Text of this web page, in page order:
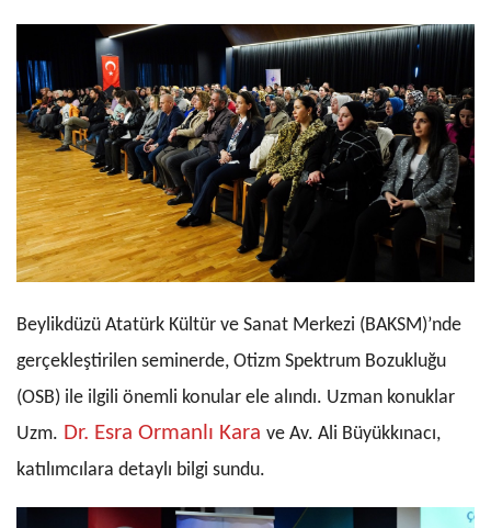
Beylikdüzü Atatürk Kültür ve Sanat Merkezi (BAKSM)’nde
gerçekleştirilen seminerde, Otizm Spektrum Bozukluğu
(OSB) ile ilgili önemli konular ele alındı. Uzman konuklar
Uzm. Dr. Esra Ormanlı Kara ve Av. Ali Büyükkınacı,
katılımcılara detaylı bilgi sundu.